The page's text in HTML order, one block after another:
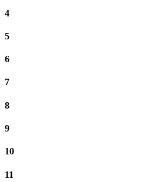
4
5
6
7
8
9
10
11